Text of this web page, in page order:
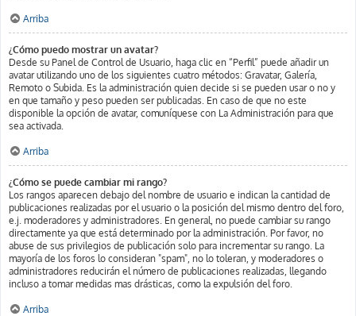
Arriba
¿Cómo puedo mostrar un avatar?
Desde su Panel de Control de Usuario, haga clic en “Perfil” puede añadir un
avatar utilizando uno de los siguientes cuatro métodos: Gravatar, Galería,
Remoto o Subida. Es la administración quien decide si se pueden usar o no y
en que tamaño y peso pueden ser publicadas. En caso de que no este
disponible la opción de avatar, comuníquese con La Administración para que
sea activada.
Arriba
¿Cómo se puede cambiar mi rango?
Los rangos aparecen debajo del nombre de usuario e indican la cantidad de
publicaciones realizadas por el usuario o la posición del mismo dentro del foro,
e.j. moderadores y administradores. En general, no puede cambiar su rango
directamente ya que está determinado por la administración. Por favor, no
abuse de sus privilegios de publicación solo para incrementar su rango. La
mayoría de los foros lo consideran "spam", no lo toleran, y moderadores o
administradores reducirán el número de publicaciones realizadas, llegando
incluso a tomar medidas mas drásticas, como la expulsión del foro.
Arriba